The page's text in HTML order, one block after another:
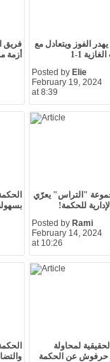
فريق
أزمة
الفوز ويتعادل مع
1-1
Posted by Elie
February 19, 2024
at 8:39
"التراس" يعرّي
للحكمة!
Posted by Rami
February 14, 2024
at 10:26
لمحاولة
حرفوش عن الحكمة